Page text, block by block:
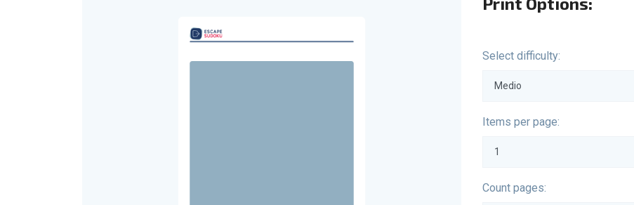
Select difficulty:
Items per page:
Count pages: